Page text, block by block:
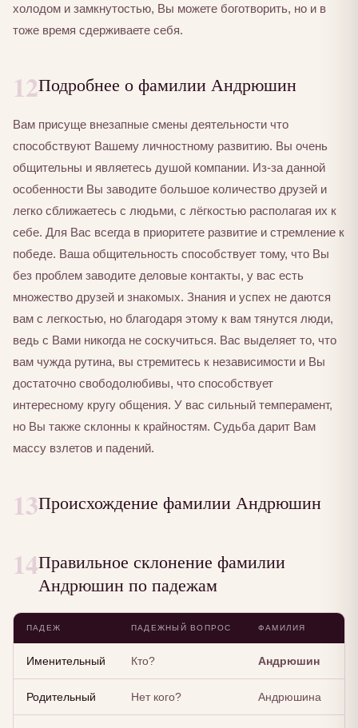
холодом и замкнутостью, Вы можете боготворить, но и в
тоже время сдерживаете себя.
12Подробнее о фамилии Андрюшин
Вам присуще внезапные смены деятельности что
способствуют Вашему личностному развитию. Вы очень
общительны и являетесь душой компании. Из-за данной
особенности Вы заводите большое количество друзей и
легко сближаетесь с людьми, с лёгкостью располагая их к
себе. Для Вас всегда в приоритете развитие и стремление к
победе. Ваша общительность способствует тому, что Вы
без проблем заводите деловые контакты, у вас есть
множество друзей и знакомых. Знания и успех не даются
вам с легкостью, но благодаря этому к вам тянутся люди,
ведь с Вами никогда не соскучиться. Вас выделяет то, что
вам чужда рутина, вы стремитесь к независимости и Вы
достаточно свободолюбивы, что способствует
интересному кругу общения. У вас сильный темперамент,
но Вы также склонны к крайностям. Судьба дарит Вам
массу взлетов и падений.
13Происхождение фамилии Андрюшин
14Правильное склонение фамилии
Андрюшин по падежам
ПАДЕЖ ПАДЕЖНЫЙ ВОПРОС ФАМИЛИЯ
Именительный Кто? Андрюшин
Родительный Нет кого? Андрюшина